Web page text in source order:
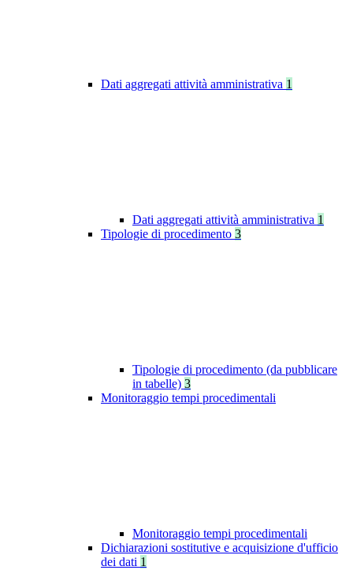
Dati aggregati attività amministrativa 1
Dati aggregati attività amministrativa 1
Tipologie di procedimento 3
Tipologie di procedimento (da pubblicare
in tabelle) 3
Monitoraggio tempi procedimentali
Monitoraggio tempi procedimentali
Dichiarazioni sostitutive e acquisizione d'ufficio
dei dati 1